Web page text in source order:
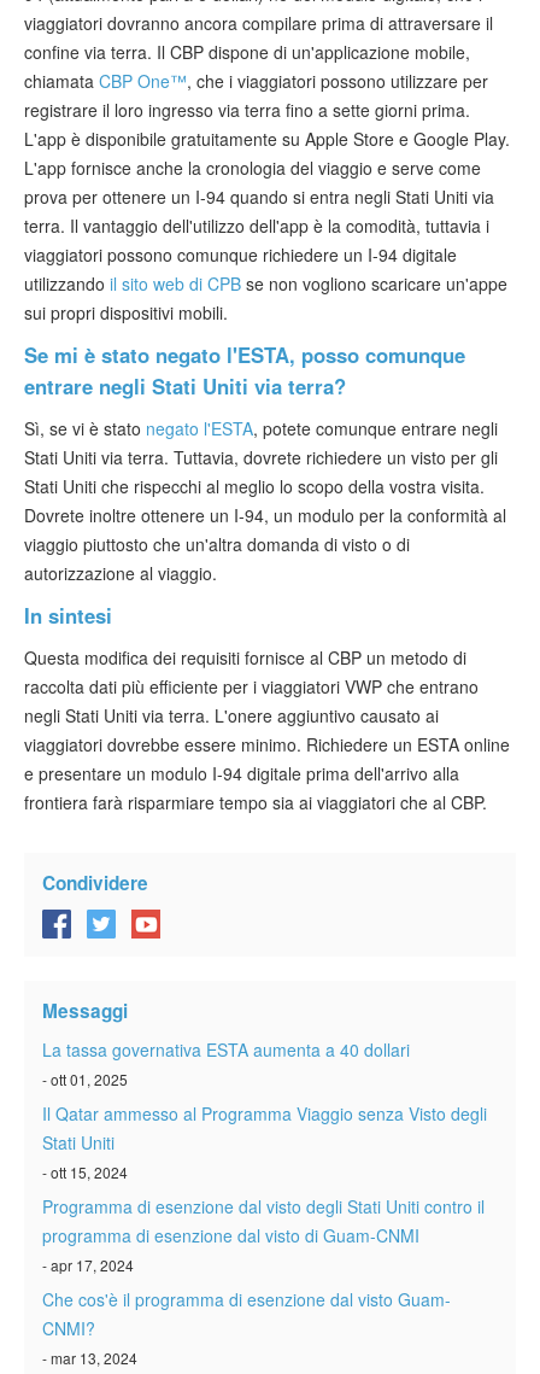
viaggiatori dovranno ancora compilare prima di attraversare il
confine via terra. Il CBP dispone di un'applicazione mobile,
chiamata CBP One™, che i viaggiatori possono utilizzare per
registrare il loro ingresso via terra fino a sette giorni prima.
L'app è disponibile gratuitamente su Apple Store e Google Play.
L'app fornisce anche la cronologia del viaggio e serve come
prova per ottenere un I-94 quando si entra negli Stati Uniti via
terra. Il vantaggio dell'utilizzo dell'app è la comodità, tuttavia i
viaggiatori possono comunque richiedere un I-94 digitale
utilizzando il sito web di CPB se non vogliono scaricare un'appe
sui propri dispositivi mobili.
Se mi è stato negato l'ESTA, posso comunque
entrare negli Stati Uniti via terra?
Sì, se vi è stato negato l'ESTA, potete comunque entrare negli
Stati Uniti via terra. Tuttavia, dovrete richiedere un visto per gli
Stati Uniti che rispecchi al meglio lo scopo della vostra visita.
Dovrete inoltre ottenere un I-94, un modulo per la conformità al
viaggio piuttosto che un'altra domanda di visto o di
autorizzazione al viaggio.
In sintesi
Questa modifica dei requisiti fornisce al CBP un metodo di
raccolta dati più efficiente per i viaggiatori VWP che entrano
negli Stati Uniti via terra. L'onere aggiuntivo causato ai
viaggiatori dovrebbe essere minimo. Richiedere un ESTA online
e presentare un modulo I-94 digitale prima dell'arrivo alla
frontiera farà risparmiare tempo sia ai viaggiatori che al CBP.
Condividere
Messaggi
La tassa governativa ESTA aumenta a 40 dollari
- ott 01, 2025
Il Qatar ammesso al Programma Viaggio senza Visto degli
Stati Uniti
- ott 15, 2024
Programma di esenzione dal visto degli Stati Uniti contro il
programma di esenzione dal visto di Guam-CNMI
- apr 17, 2024
Che cos'è il programma di esenzione dal visto Guam-
CNMI?
- mar 13, 2024